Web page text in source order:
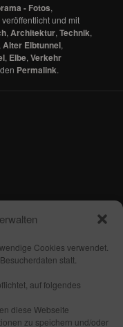
Cookies verwendet.
statt.
auf folgendes
diese Webseite
zu speichern und/oder
- Fotos,
veröffentlicht und mit
, Architektur,Technik,
Alter Elbtunnel,
, Elbe,Verkehr
Permalink.